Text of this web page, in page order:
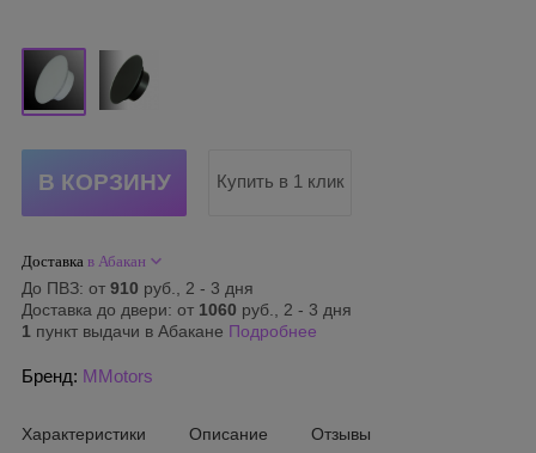
Купить в 1 клик
Доставка в Абакан
До ПВЗ: от 910 руб., 2 - 3 дня
Доставка до двери: от 1060 руб., 2 - 3 дня
1 пункт выдачи в Абакане Подробнее
Бренд: MMotors
Характеристики Описание Отзывы